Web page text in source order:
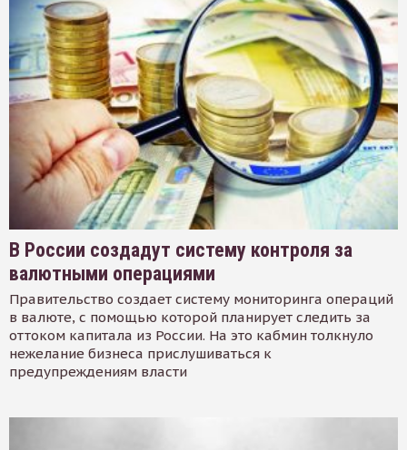
В России создадут систему контроля за
валютными операциями
Правительство создает систему мониторинга операций
в валюте, с помощью которой планирует следить за
оттоком капитала из России. На это кабмин толкнуло
нежелание бизнеса прислушиваться к
предупреждениям власти